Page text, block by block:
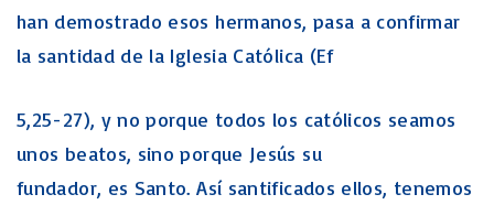
han demostrado esos hermanos, pasa a confirmar
la santidad de la Iglesia Católica (Ef
5,25-27), y no porque todos los católicos seamos
unos beatos, sino porque Jesús su
fundador, es Santo. Así santificados ellos, tenemos